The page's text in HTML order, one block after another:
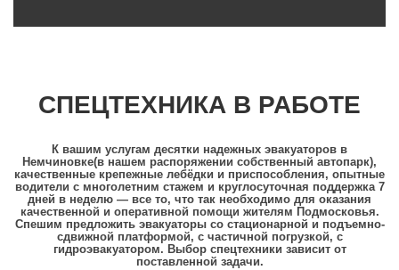
СПЕЦТЕХНИКА В РАБОТЕ
К вашим услугам десятки надежных эвакуаторов в
Немчиновке(в нашем распоряжении собственный автопарк),
качественные крепежные лебёдки и приспособления, опытные
водители с многолетним стажем и круглосуточная поддержка 7
дней в неделю — все то, что так необходимо для оказания
качественной и оперативной помощи жителям Подмосковья.
Спешим предложить эвакуаторы со стационарной и подъемно-
сдвижной платформой, с частичной погрузкой, с
гидроэвакуатором. Выбор спецтехники зависит от
поставленной задачи.